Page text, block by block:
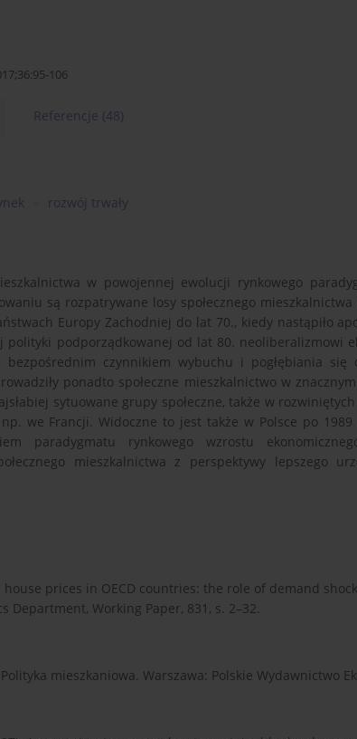
106
Referencje (48)
rozwój trwały
w powojennej ewolucji rynkowego
są rozpatrywane losy społecznego
Europy Zachodniej do lat 70., kiedy nastąpiło
polityki podporządkowanej od lat 80. neoliberalizmowi
bezpośrednim czynnikiem wybuchu i pogłębiania
ponadto społeczne mieszkalnictwo w
sytuowane grupy społeczne, także w
we Francji. Widoczne to jest także w Polsce po
paradygmatu rynkowego wzrostu
mieszkalnictwa z perspektywy lepszego
house prices in OECD countries: the role of demand
Department, Working Paper, 831, s. 2–32.
mieszkaniowa. Warszawa: Polskie Wydawnictwo